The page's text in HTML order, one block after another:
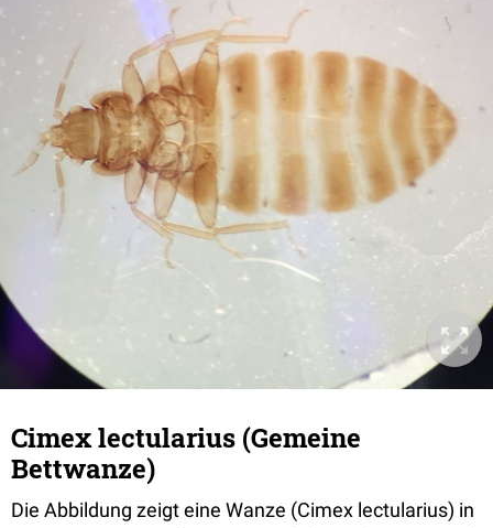
Cimex lectularius (Gemeine
Bettwanze)
Die Abbildung zeigt eine Wanze (Cimex lectularius) in